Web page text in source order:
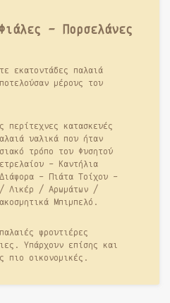
- Πορσελάνες
εκατοντάδες παλαιά
μέρους του
περίτεχνες κατασκευές
υαλικά που ήταν
τρόπο του Φυσητού
- Καντήλια
- Πιάτα Τοίχου -
Λικέρ / Αρωμάτων /
Μπιμπελό.
φρουτιέρες
Υπάρχουν επίσης και
πιο οικονομικές.